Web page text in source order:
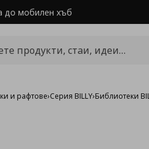
до мобилен хъб
и рафтове›Серия BILLY›Библиотеки